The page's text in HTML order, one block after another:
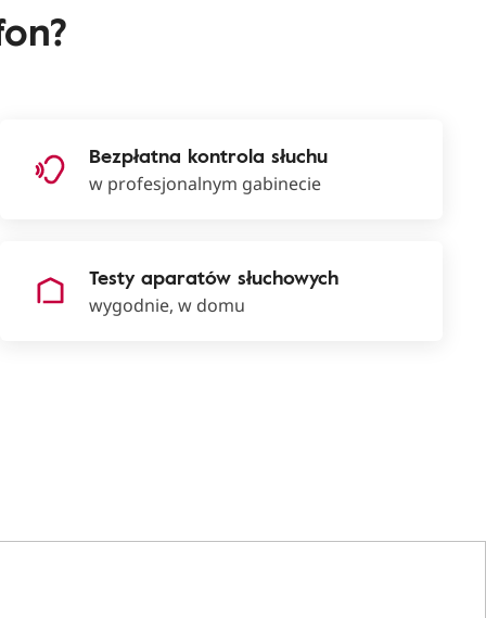
Bezpłatna kontrola słuchu
w profesjonalnym gabinecie
Testy aparatów słuchowych
wygodnie, w domu